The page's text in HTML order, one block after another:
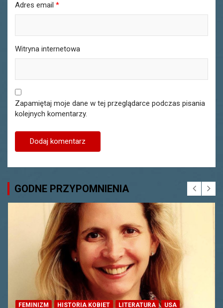
Adres email *
Witryna internetowa
Zapamiętaj moje dane w tej przeglądarce podczas pisania
kolejnych komentarzy.
GODNE PRZYPOMNIENIA
FEMINIZM HISTORIA KOBIET LITERATURA USA